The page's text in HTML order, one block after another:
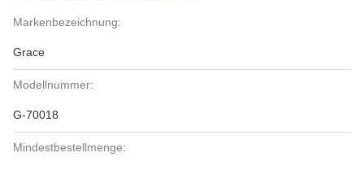
Markenbezeichnung:
Grace
Modellnummer:
G-70018
Mindestbestellmenge: